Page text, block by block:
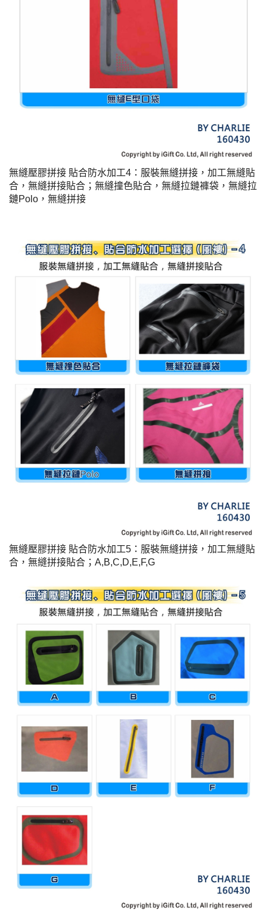
無縫壓膠拼接 貼合防水加工4： 服裝無縫拼接，加工無縫貼
合，無縫拼接貼合；無縫撞色貼合，無縫拉鏈褲袋，無縫拉
鏈Polo，無縫拼接
無縫壓膠拼接 貼合防水加工5： 服裝無縫拼接，加工無縫貼
合，無縫拼接貼合；A,B,C,D,E,F,G